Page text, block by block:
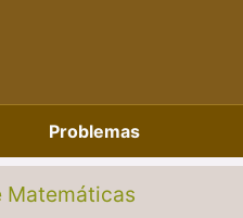
Problemas
Matemáticas